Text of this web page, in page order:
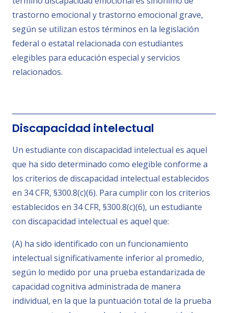
trastorno emocional y trastorno emocional grave,
según se utilizan estos términos en la legislación
federal o estatal relacionada con estudiantes
elegibles para educación especial y servicios
relacionados.
Discapacidad intelectual
Un estudiante con discapacidad intelectual es aquel
que ha sido determinado como elegible conforme a
los criterios de discapacidad intelectual establecidos
en 34 CFR, §300.8(c)(6). Para cumplir con los criterios
establecidos en 34 CFR, §300.8(c)(6), un estudiante
con discapacidad intelectual es aquel que:
(A) ha sido identificado con un funcionamiento
intelectual significativamente inferior al promedio,
según lo medido por una prueba estandarizada de
capacidad cognitiva administrada de manera
individual, en la que la puntuación total de la prueba